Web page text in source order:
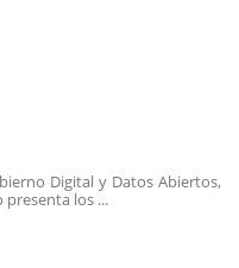
Digital y Datos Abiertos,
los ...